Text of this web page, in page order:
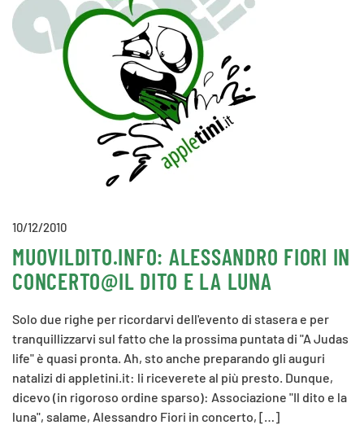
10/12/2010
MUOVILDITO.INFO: ALESSANDRO FIORI IN
CONCERTO@IL DITO E LA LUNA
Solo due righe per ricordarvi dell'evento di stasera e per
tranquillizzarvi sul fatto che la prossima puntata di "A Judas
life" è quasi pronta. Ah, sto anche preparando gli auguri
natalizi di appletini.it: li riceverete al più presto. Dunque,
dicevo (in rigoroso ordine sparso): Associazione "Il dito e la
luna", salame, Alessandro Fiori in concerto, […]